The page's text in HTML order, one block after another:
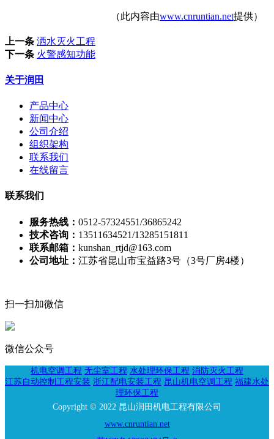
（此内容由www.cnruntian.net提供）
上一条 洒水灭火工程
下一条 火警感知功能
关于润田
产品中心
新闻中心
公司介绍
组织架构
联系我们
在线留言
联系我们
服务热线： 0512-57324551/36865242
技术咨询： 13511634521/13285151811
联系邮箱： kunshan_rtjd@163.com
公司地址： 江苏省昆山市宝益路3号（3号厂房4楼）
扫一扫加微信
微信公众号
机电空调工程 无尘室工程 水处理环保工程 消防灭火工程
江苏自动控制工程安装 浙江配电安装工程 昆山机电空调工程 福建水处
理环保工程
Copyright © 2022 昆山润田机电工程有限公司
www.cnruntian.net